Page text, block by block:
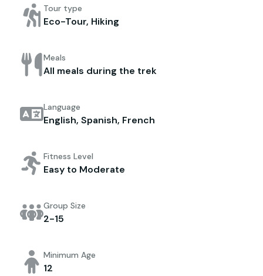
Tour type
Eco-Tour, Hiking
Meals
All meals during the trek
Language
English, Spanish, French
Fitness Level
Easy to Moderate
Group Size
2-15
Minimum Age
12